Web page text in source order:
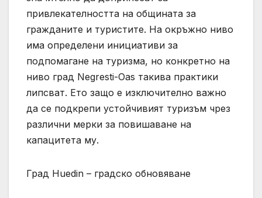
привлекателността на общината за
гражданите и туристите. На окръжно ниво
има определени инициативи за
подпомагане на туризма, но конкретно на
ниво град Negresti-Oas такива практики
липсват. Ето защо е изключително важно
да се подкрепи устойчивият туризъм чрез
различни мерки за повишаване на
капацитета му.
Град Huedin – градско обновяване